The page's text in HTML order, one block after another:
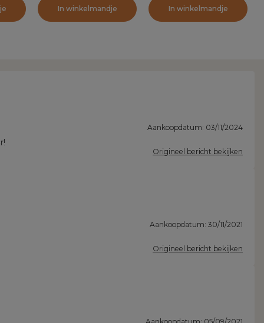
In winkelmandje In winkelmandje
Aankoopdatum: 03/11/2024
Origineel bericht bekijken
Aankoopdatum: 30/11/2021
Origineel bericht bekijken